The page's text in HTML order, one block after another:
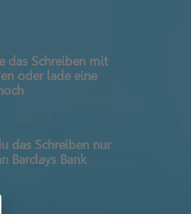
das Schreiben mit
oder lade eine
das Schreiben nur
Barclays Bank